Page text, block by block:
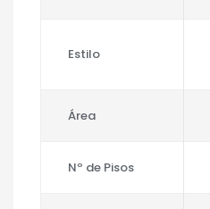
Estilo
Área
Nº de Pisos